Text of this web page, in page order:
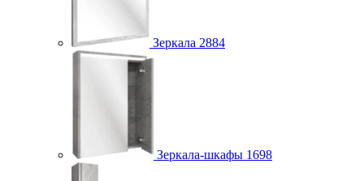
Зеркала 2884
Зеркала-шкафы 1698